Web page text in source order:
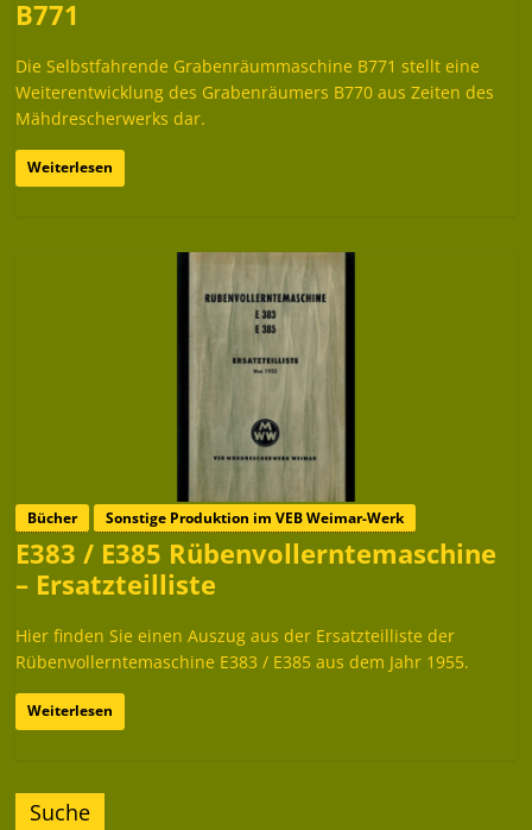
B771
Die Selbstfahrende Grabenräummaschine B771 stellt eine
Weiterentwicklung des Grabenräumers B770 aus Zeiten des
Mähdrescherwerks dar.
Weiterlesen
Bücher Sonstige Produktion im VEB Weimar-Werk
E383 / E385 Rübenvollerntemaschine
– Ersatzteilliste
Hier finden Sie einen Auszug aus der Ersatzteilliste der
Rübenvollerntemaschine E383 / E385 aus dem Jahr 1955.
Weiterlesen
Suche